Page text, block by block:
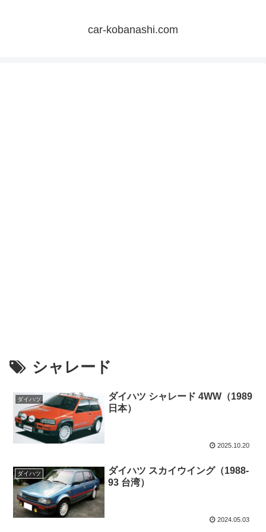
car-kobanashi.com
シャレード
ダイハツ
ダイハツ シャレード 4WW（1989
日本）
2025.10.20
ダイハツ
ダイハツ スカイウイング（1988-
93 台湾）
2024.05.03